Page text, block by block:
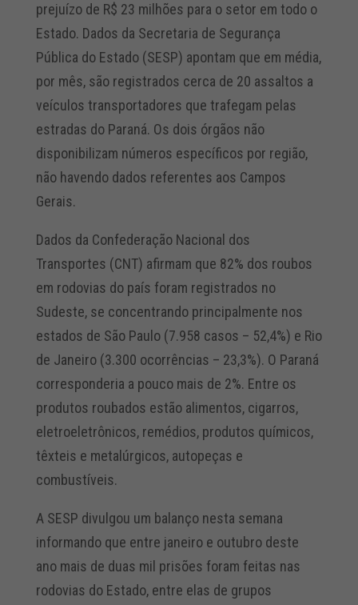
prejuízo de R$ 23 milhões para o setor em todo o
Estado. Dados da Secretaria de Segurança
Pública do Estado (SESP) apontam que em média,
por mês, são registrados cerca de 20 assaltos a
veículos transportadores que trafegam pelas
estradas do Paraná. Os dois órgãos não
disponibilizam números específicos por região,
não havendo dados referentes aos Campos
Gerais.
Dados da Confederação Nacional dos
Transportes (CNT) afirmam que 82% dos roubos
em rodovias do país foram registrados no
Sudeste, se concentrando principalmente nos
estados de São Paulo (7.958 casos – 52,4%) e Rio
de Janeiro (3.300 ocorrências – 23,3%). O Paraná
corresponderia a pouco mais de 2%. Entre os
produtos roubados estão alimentos, cigarros,
eletroeletrônicos, remédios, produtos químicos,
têxteis e metalúrgicos, autopeças e
combustíveis.
A SESP divulgou um balanço nesta semana
informando que entre janeiro e outubro deste
ano mais de duas mil prisões foram feitas nas
rodovias do Estado, entre elas de grupos